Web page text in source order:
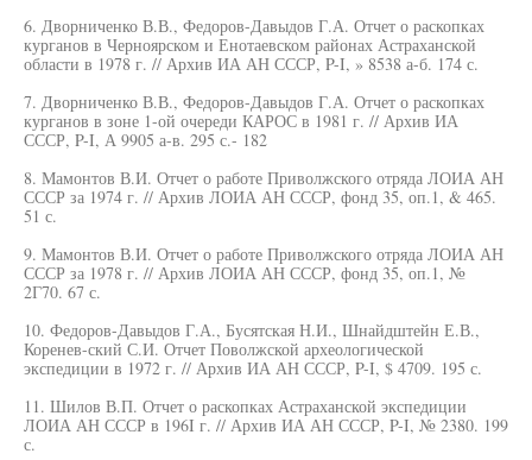
6. Дворниченко В.В., Федоров-Давыдов Г.А. Отчет о раскопках
курганов в Черноярском и Енотаевском районах Астраханской
области в 1978 г. // Архив ИА АН СССР, P-I, » 8538 а-б. 174 с.
7. Дворниченко В.В., Федоров-Давыдов Г.А. Отчет о раскопках
курганов в зоне 1-ой очереди КАРОС в 1981 г. // Архив ИА
СССР, P-I, А 9905 а-в. 295 с.- 182
8. Мамонтов В.И. Отчет о работе Приволжского отряда ЛОИА АН
СССР за 1974 г. // Архив ЛОИА АН СССР, фонд 35, оп.1, & 465.
51 с.
9. Мамонтов В.И. Отчет о работе Приволжского отряда ЛОИА АН
СССР за 1978 г. // Архив ЛОИА АН СССР, фонд 35, оп.1, №
2Г70. 67 с.
10. Федоров-Давыдов Г.А., Бусятская Н.И., Шнайдштейн Е.В.,
Коренев-ский С.И. Отчет Поволжской археологической
экспедиции в 1972 г. // Архив ИА АН СССР, P-I, $ 4709. 195 с.
11. Шилов В.П. Отчет о раскопках Астраханской экспедиции
ЛОИА АН СССР в 196I г. // Архив ИА АН СССР, P-I, № 2380. 199
с.